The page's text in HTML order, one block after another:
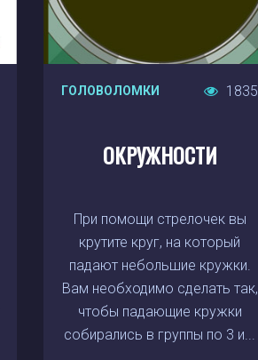
ГОЛОВОЛОМКИ 1835
ОКРУЖНОСТИ
При помощи стрелочек вы
крутите круг, на который
падают небольшие кружки.
Вам необходимо сделать так,
чтобы падающие кружки
собирались в группы по 3 и...